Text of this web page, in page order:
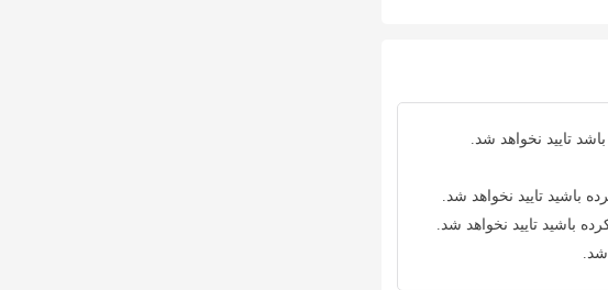
تایید نخواهد شد.
باشید تایید نخواهد شد.
باشید تایید نخواهد شد.